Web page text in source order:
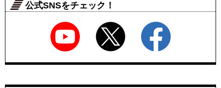
公式SNSをチェック！